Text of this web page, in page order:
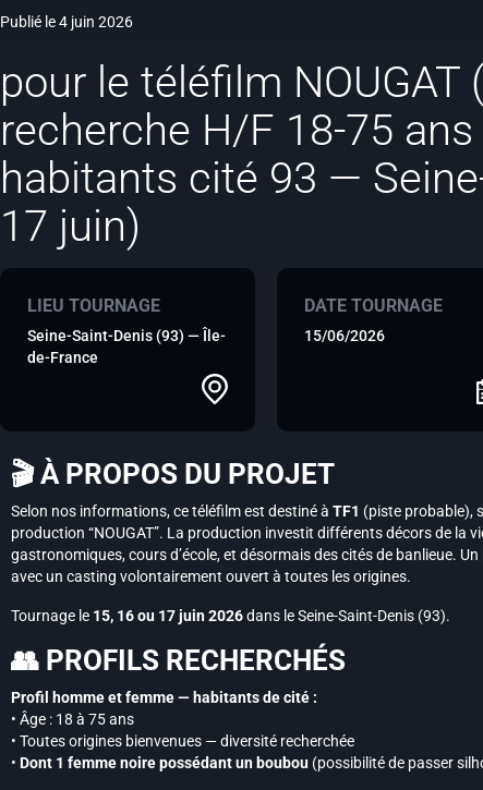
Publié le 4 juin 2026
pour le téléfilm
recherche H/F 18-75
habitants cité 93 —
17 juin)
LIEU TOURNAGE
Seine-Saint-Denis (93) — Île-
de-France
DATE TOURNAGE
15/06/2026
🎬 À PROPOS DU PROJET
Selon nos informations, ce téléfilm est destiné à TF1 (piste probable),
production “NOUGAT”. La production investit différents décors de la
gastronomiques, cours d’école, et désormais des cités de banlieue.
avec un casting volontairement ouvert à toutes les origines.
Tournage le 15, 16 ou 17 juin 2026dans le Seine-Saint-Denis (93).
👥 PROFILS RECHERCHÉS
Profil homme et femme — habitants de cité :
• Âge : 18 à 75 ans
• Toutes origines bienvenues — diversité recherchée
• Dont 1 femme noire possédant un boubou (possibilité de passer